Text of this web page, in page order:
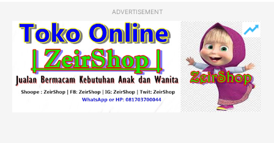
ADVERTISEMENT